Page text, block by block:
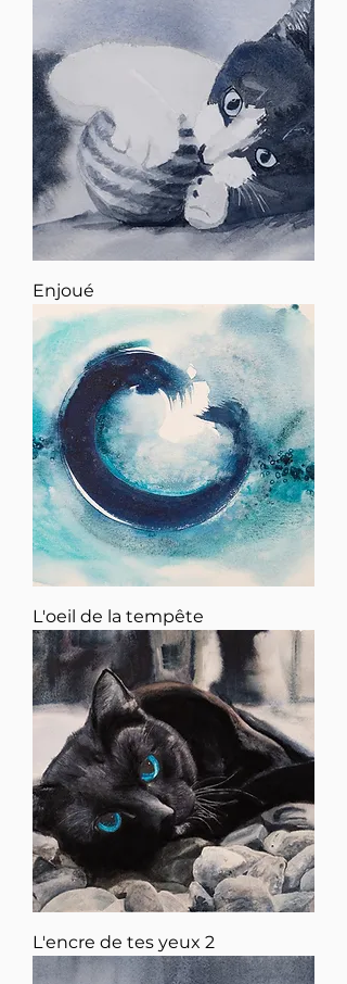
Enjoué
L'oeil de la tempête
L'encre de tes yeux 2